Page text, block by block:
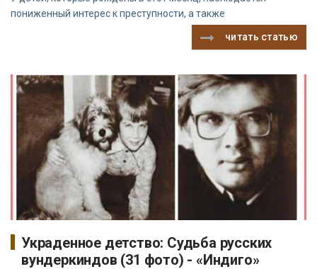
пониженный интерес к преступности, а также
читать статью
Украденное детство: Судьба русских
вундеркиндов (31 фото) - «Индиго»